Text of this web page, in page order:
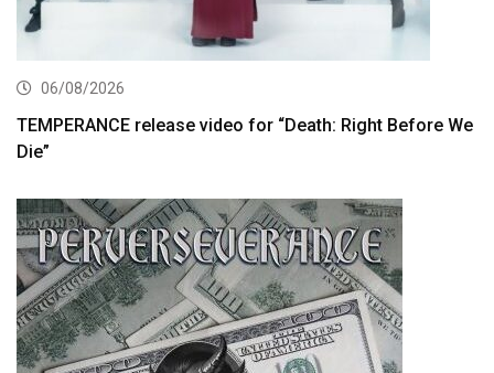
06/08/2026
TEMPERANCE release video for “Death: Right Before We
Die”